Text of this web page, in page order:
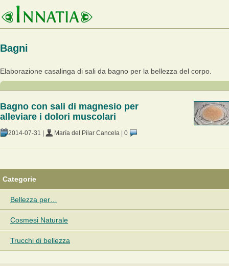
Bagni
Elaborazione casalinga di sali da bagno per la bellezza del corpo.
Bagno con sali di magnesio per
alleviare i dolori muscolari
2014-07-31 María del Pilar Cancela 0
Categorie
Bellezza per…
Cosmesi Naturale
Trucchi di bellezza